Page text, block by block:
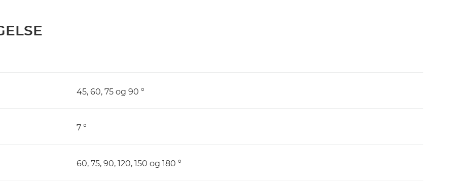
45, 60, 75 og 90 °
7 °
60, 75, 90, 120, 150 og 180 °